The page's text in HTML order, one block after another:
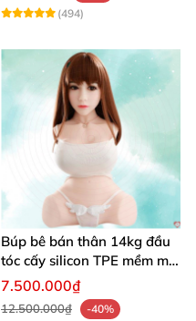
(494)
Búp bê bán thân 14kg đầu
tóc cấy silicon TPE mềm mịn
tự nhiên
7.500.000₫
12.500.000₫
-40%